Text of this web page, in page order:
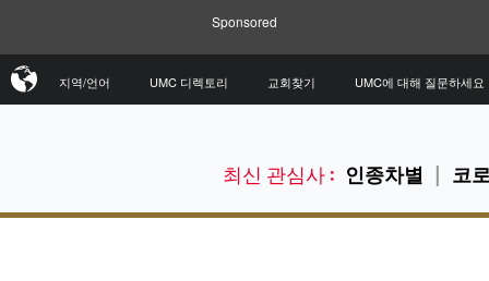
Sponsored
최신 관심사 : 인종차별 코
지역/언어 UMC 디렉토리 교회찾기 UMC에 대해 질문하세요